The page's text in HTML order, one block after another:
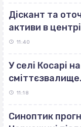
Діскант та
активи в
11:40
У селі Косарі
11:18
Синоптик